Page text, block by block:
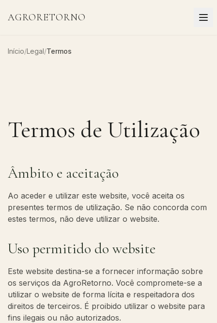
AGRORETORNO
Início/Legal/Termos
Termos de Utilização
Âmbito e aceitação
Ao aceder e utilizar este website, você aceita os
presentes termos de utilização. Se não concorda com
estes termos, não deve utilizar o website.
Uso permitido do website
Este website destina-se a fornecer informação sobre
os serviços da AgroRetorno. Você compromete-se a
utilizar o website de forma lícita e respeitadora dos
direitos de terceiros. É proibido utilizar o website para
fins ilegais ou não autorizados.